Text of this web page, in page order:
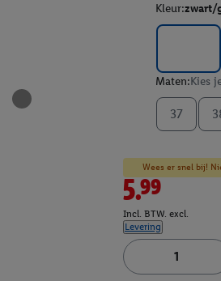
Kleur:zwart/
Maten:Kies
37
Wees er snel bij!
5.99
Incl. BTW. excl.
Levering